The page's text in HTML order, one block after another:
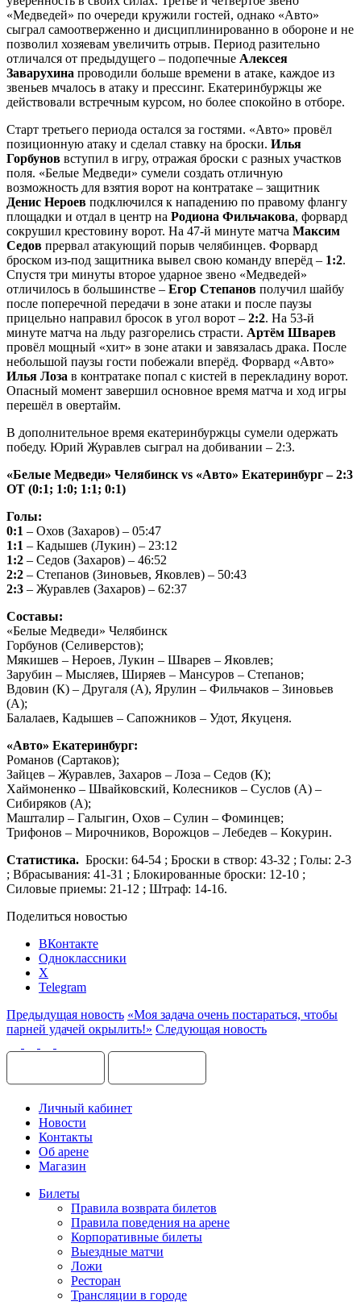
«Медведей» по очереди кружили гостей, однако «Авто»
сыграл самоотверженно и дисциплинированно в обороне и не
позволил хозяевам увеличить отрыв. Период разительно
отличался от предыдущего – подопечные Алексея
Заварухина проводили больше времени в атаке, каждое из
звеньев мчалось в атаку и прессинг. Екатеринбуржцы же
действовали встречным курсом, но более спокойно в отборе.
Старт третьего периода остался за гостями. «Авто» провёл
позиционную атаку и сделал ставку на броски. Илья
Горбунов вступил в игру, отражая броски с разных участков
поля. «Белые Медведи» сумели создать отличную
возможность для взятия ворот на контратаке – защитник
Денис Нероев подключился к нападению по правому флангу
площадки и отдал в центр на Родиона Фильчакова, форвард
сокрушил крестовину ворот. На 47-й минуте матча Максим
Седов прервал атакующий порыв челябинцев. Форвард
броском из-под защитника вывел свою команду вперёд – 1:2.
Спустя три минуты второе ударное звено «Медведей»
отличилось в большинстве – Егор Степанов получил шайбу
после поперечной передачи в зоне атаки и после паузы
прицельно направил бросок в угол ворот – 2:2. На 53-й
минуте матча на льду разгорелись страсти. Артём Шварев
провёл мощный «хит» в зоне атаки и завязалась драка. После
небольшой паузы гости побежали вперёд. Форвард «Авто»
Илья Лоза в контратаке попал с кистей в перекладину ворот.
Опасный момент завершил основное время матча и ход игры
перешёл в овертайм.
В дополнительное время екатеринбуржцы сумели одержать
победу. Юрий Журавлев сыграл на добивании – 2:3.
«Белые Медведи» Челябинск vs «Авто» Екатеринбург – 2:3
ОТ (0:1; 1:0; 1:1; 0:1)
Голы:
0:1 – Охов (Захаров) – 05:47
1:1 – Кадышев (Лукин) – 23:12
1:2 – Седов (Захаров) – 46:52
2:2 – Степанов (Зиновьев, Яковлев) – 50:43
2:3 – Журавлев (Захаров) – 62:37
Составы:
«Белые Медведи» Челябинск
Горбунов (Селиверстов);
Мякишев – Нероев, Лукин – Шварев – Яковлев;
Зарубин – Мысляев, Ширяев – Мансуров – Степанов;
Вдовин (К) – Другаля (А), Ярулин – Фильчаков – Зиновьев
(А);
Балалаев, Кадышев – Сапожников – Удот, Якуценя.
«Авто» Екатеринбург:
Романов (Сартаков);
Зайцев – Журавлев, Захаров – Лоза – Седов (К);
Хаймоненко – Швайковский, Колесников – Суслов (А) –
Сибиряков (А);
Машталир – Галыгин, Охов – Сулин – Фоминцев;
Трифонов – Мирочников, Ворожцов – Лебедев – Кокурин.
Статистика. Броски: 64-54 ; Броски в створ: 43-32 ; Голы: 2-3
; Вбрасывания: 41-31 ; Блокированные броски: 12-10 ;
Силовые приемы: 21-12 ; Штраф: 14-16.
Поделиться новостью
ВКонтакте
Одноклассники
X
Telegram
Предыдущая новость «Моя задача очень постараться, чтобы
парней удачей окрылить!» Следующая новость
Личный кабинет
Новости
Контакты
Об арене
Магазин
Билеты
Правила возврата билетов
Правила поведения на арене
Корпоративные билеты
Выездные матчи
Ложи
Ресторан
Трансляции в городе